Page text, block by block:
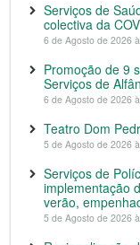
Serviços de
colectiva da
6 de Agosto de 2026
Promoção de 9
Serviços de
6 de Agosto de 2026
Teatro Dom
5 de Agosto de 2026
Serviços de
implementação
verão,
5 de Agosto de 2026